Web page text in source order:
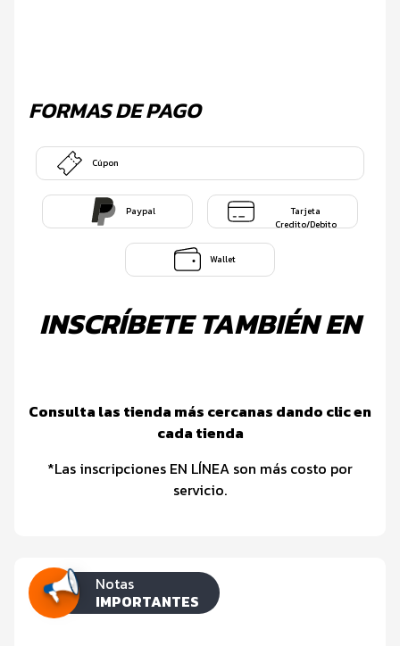
FORMAS DE PAGO
Cúpon
Paypal
Tarjeta
Credito/Debito
Wallet
INSCRÍBETE TAMBIÉN EN
Consulta las tienda más cercanas dando clic en
cada tienda
*Las inscripciones EN LÍNEA son más costo por
servicio.
Notas
IMPORTANTES